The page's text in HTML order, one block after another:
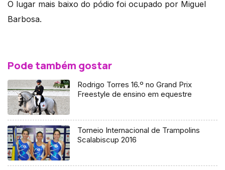
O lugar mais baixo do pódio foi ocupado por Miguel
Barbosa.
Pode também gostar
Rodrigo Torres 16.º no Grand Prix
Freestyle de ensino em equestre
Torneio Internacional de Trampolins
Scalabiscup 2016